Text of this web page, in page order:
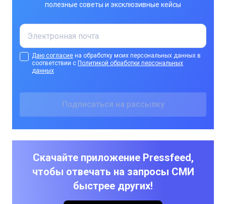
полезные советы и эксклюзивные кейсы
Даю согласие на обработку моих персональных данных в
соответствии с Политикой обработки персональных
данных
Скачайте приложение Pressfeed,
чтобы отвечать на запросы СМИ
быстрее других!